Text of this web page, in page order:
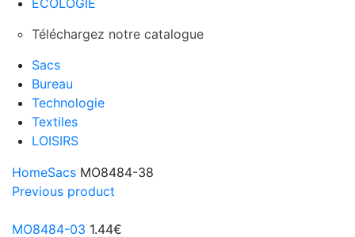
ECOLOGIE
Téléchargez notre catalogue
Sacs
Bureau
Technologie
Textiles
LOISIRS
HomeSacs MO8484-38
Previous product
MO8484-03 1.44€